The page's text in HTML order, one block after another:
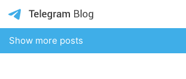
Show more posts